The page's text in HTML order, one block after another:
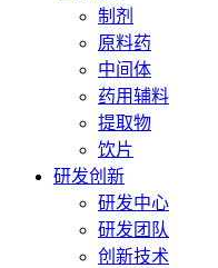
制剂
原料药
中间体
药用辅料
提取物
饮片
研发创新
研发中心
研发团队
创新技术